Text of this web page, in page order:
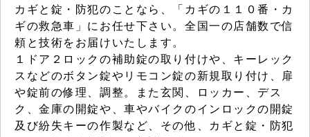
カギと錠・防犯のことなら、「カギの１１０番・カ
ギの救急車」にお任せ下さい。全国一の店舗数で信
頼と技術をお届けいたします。
１ドア２ロックの補助錠の取り付けや、キーレック
スなどのボタン錠やリモコン錠の新規取り付け、扉
や錠前の修理、調整。また玄関、ロッカー、デス
ク、金庫の開錠や、車やバイクのインロックの開錠
及び紛失キーの作製など、その他、カギと錠・防犯